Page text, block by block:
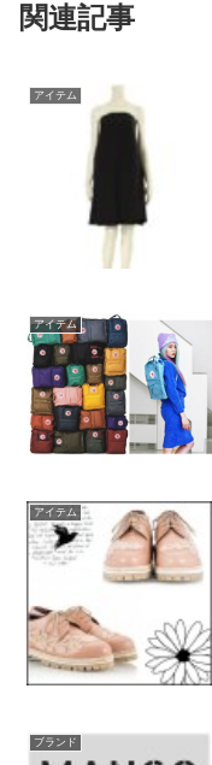
関連記事
アイテム
アイテム
アイテム
ブランド